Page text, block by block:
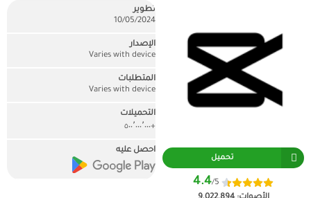
تحميل
4.4/5
تطوير
10/05/2024
الإصدار
Varies with device
المتطلبات
Varies with device
التحميلات
+٥٠٠٬٠٠٠٬٠٠٠
احصل عليه